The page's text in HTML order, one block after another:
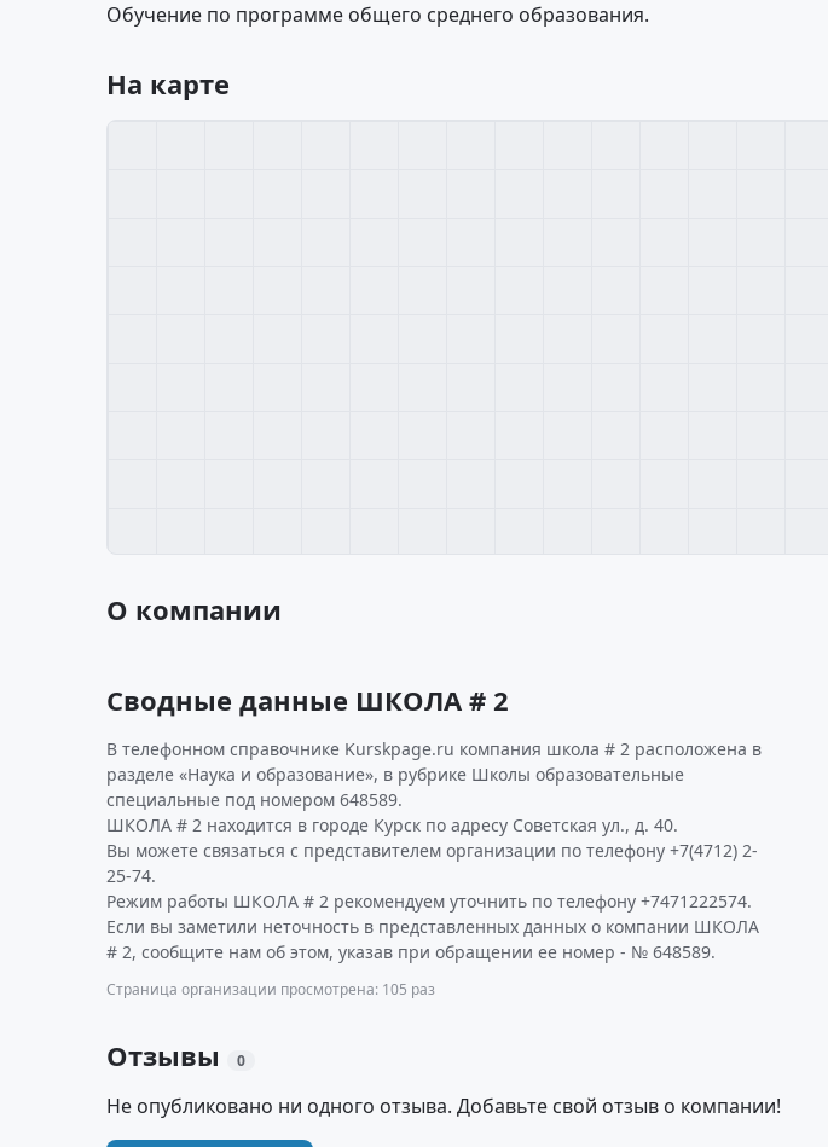
Обучение по программе общего среднего образования.
На карте
О компании
Сводные данные ШКОЛА # 2
В телефонном справочнике Kurskpage.ru компания школа # 2 расположена в
разделе «Наука и образование», в рубрике Школы образовательные
специальные под номером 648589.
ШКОЛА # 2 находится в городе Курск по адресу Советская ул., д. 40.
Вы можете связаться с представителем организации по телефону +7(4712) 2-
25-74.
Режим работы ШКОЛА # 2 рекомендуем уточнить по телефону +7471222574.
Если вы заметили неточность в представленных данных о компании ШКОЛА
# 2, сообщите нам об этом, указав при обращении ее номер - № 648589.
Страница организации просмотрена: 105 раз
Отзывы 0
Не опубликовано ни одного отзыва. Добавьте свой отзыв о компании!